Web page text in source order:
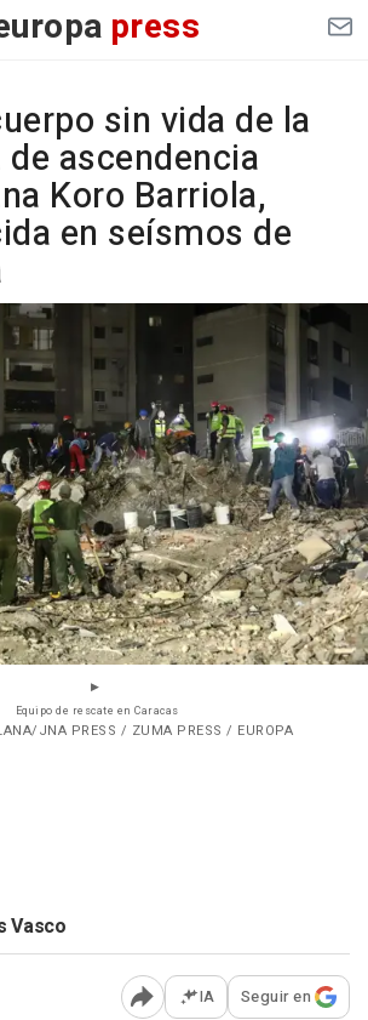
press
sin vida de la
ascendencia
Koro Barriola,
en seísmos de
Equipo de rescate en Caracas
JNA PRESS / ZUMA PRESS / EUROPA
Vasco
Abrir opciones para
IA Seguir en